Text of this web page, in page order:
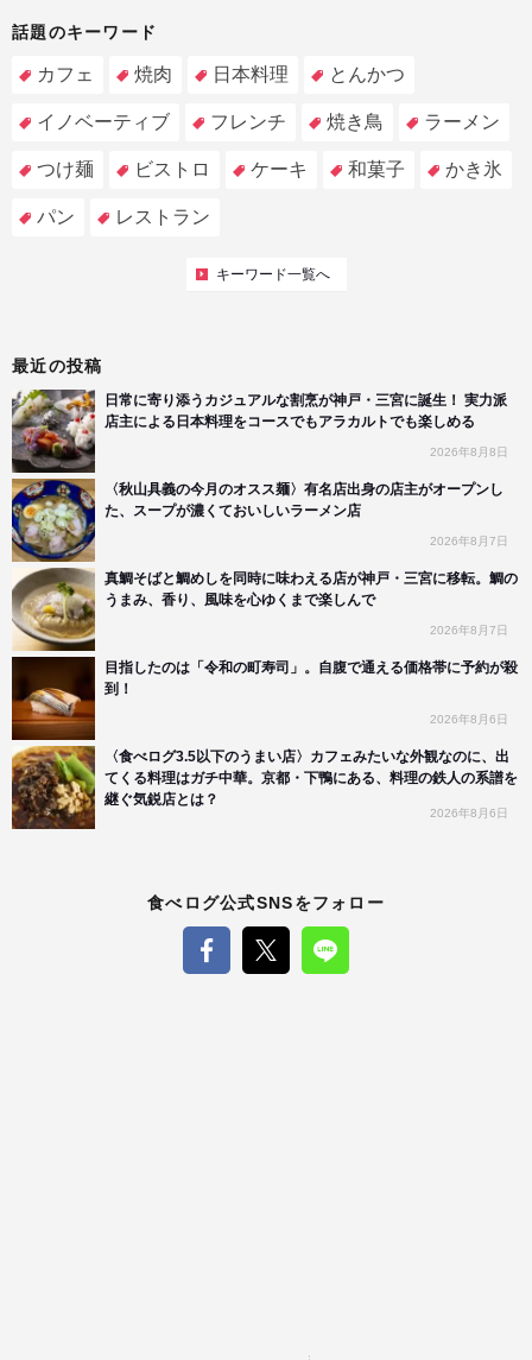
話題のキーワード
カフェ 焼肉 日本料理 とんかつ
イノベーティブ フレンチ 焼き鳥 ラーメン
つけ麺 ビストロ ケーキ 和菓子 かき氷
パン レストラン
キーワード一覧へ
最近の投稿
日常に寄り添うカジュアルな割烹が神戸・三宮に誕生！ 実力派
店主による日本料理をコースでもアラカルトでも楽しめる
2026年8月8日
〈秋山具義の今月のオスス麺〉有名店出身の店主がオープンし
た、スープが濃くておいしいラーメン店
2026年8月7日
真鯛そばと鯛めしを同時に味わえる店が神戸・三宮に移転。鯛の
うまみ、香り、風味を心ゆくまで楽しんで
2026年8月7日
目指したのは「令和の町寿司」。自腹で通える価格帯に予約が殺
到！
2026年8月6日
〈食べログ3.5以下のうまい店〉カフェみたいな外観なのに、出
てくる料理はガチ中華。京都・下鴨にある、料理の鉄人の系譜を
継ぐ気鋭店とは？
2026年8月6日
食べログ公式SNSをフォロー